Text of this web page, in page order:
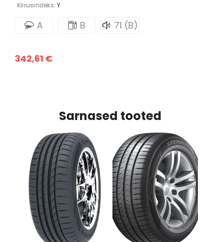
Kiirusindeks: Y
A B 71 (B)
342,61 €
Sarnased tooted